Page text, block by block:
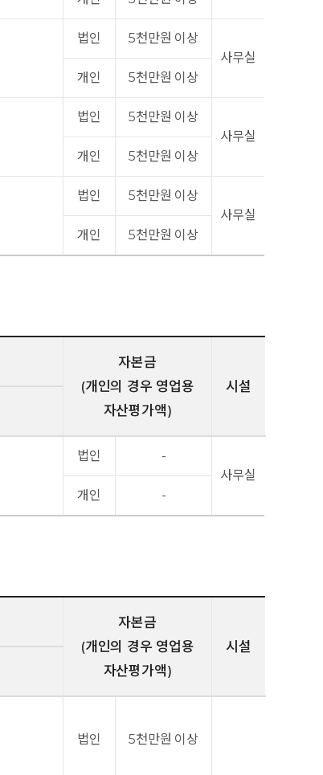
법인
5천만원 이상
사무실
개인
5천만원 이상
법인
5천만원 이상
사무실
개인
5천만원 이상
법인
5천만원 이상
사무실
개인
5천만원 이상
자본금
(개인의 경우 영업용
자산평가액)
시설
법인
-
사무실
개인
-
자본금
(개인의 경우 영업용
자산평가액)
시설
법인 5천만원 이상